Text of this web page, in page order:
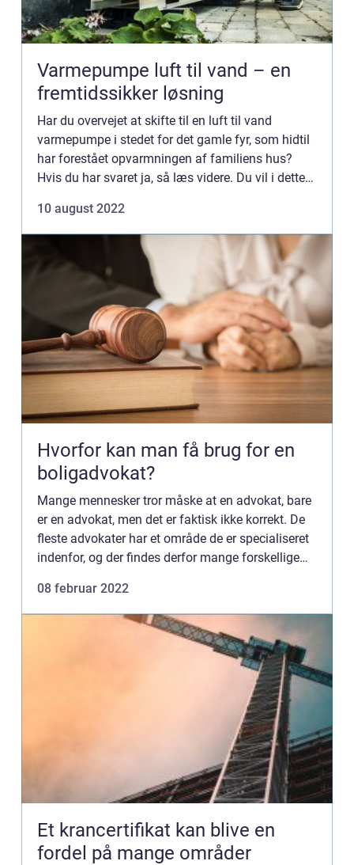
Varmepumpe luft til vand – en
fremtidssikker løsning
Har du overvejet at skifte til en luft til vand
varmepumpe i stedet for det gamle fyr, som hidtil
har forestået opvarmningen af familiens hus?
Hvis du har svaret ja, så læs videre. Du vil i dette
varmepumpe kan...
10 august 2022
Hvorfor kan man få brug for en
boligadvokat?
Mange mennesker tror måske at en advokat, bare
er en advokat, men det er faktisk ikke korrekt. De
fleste advokater har et område de er specialiseret
indenfor, og der findes derfor mange forskellige
08 februar 2022
Et krancertifikat kan blive en
fordel på mange områder